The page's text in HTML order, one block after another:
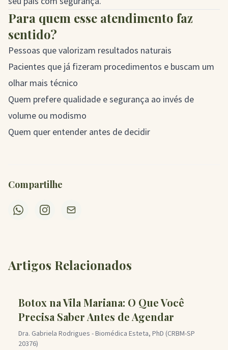
Para quem esse atendimento faz
sentido?
Pessoas que valorizam resultados naturais
Pacientes que já fizeram procedimentos e buscam um
olhar mais técnico
Quem prefere qualidade e segurança ao invés de
volume ou modismo
Quem quer entender antes de decidir
Compartilhe
Artigos Relacionados
Botox na Vila Mariana: O Que Você
Precisa Saber Antes de Agendar
Dra. Gabriela Rodrigues - Biomédica Esteta, PhD (CRBM-SP
20376)